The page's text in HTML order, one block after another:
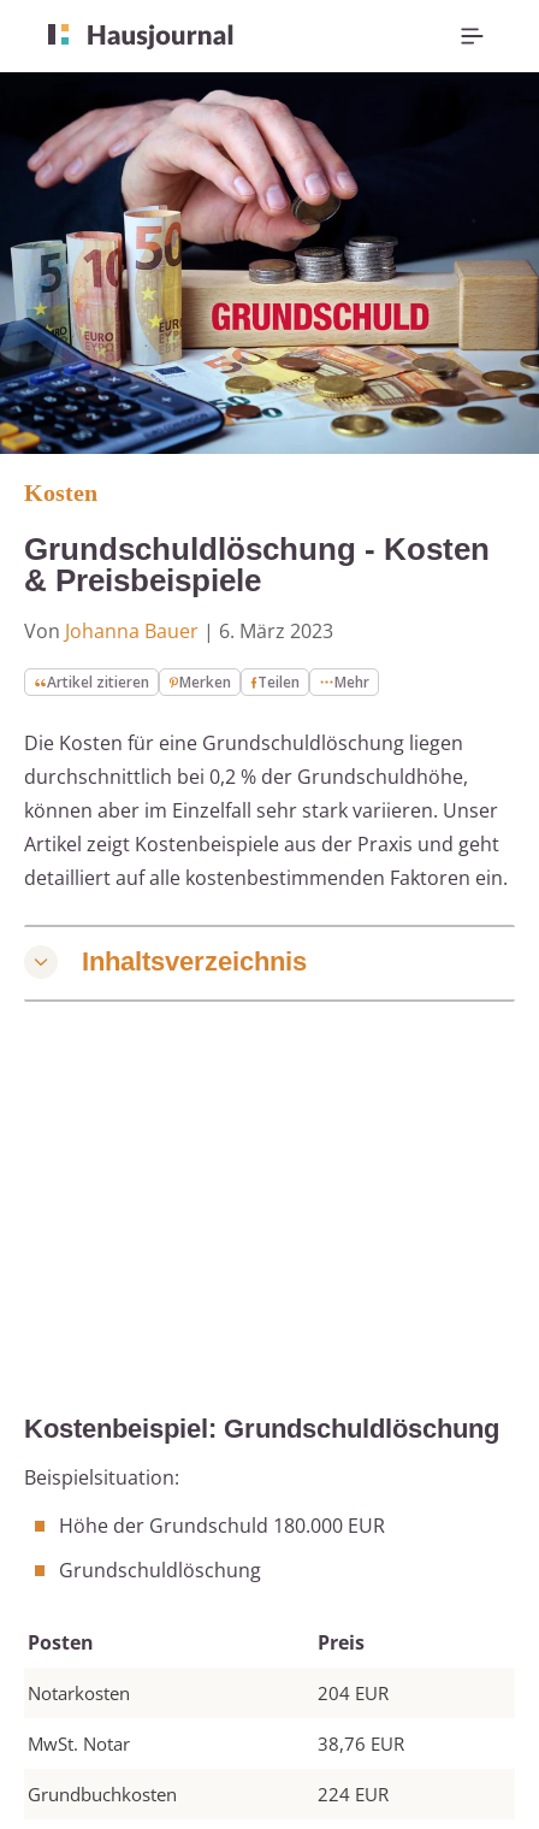
Kosten
Grundschuldlöschung - Kosten
& Preisbeispiele
Von Johanna Bauer | 6. März 2023
Artikel zitieren Merken Teilen Mehr
Die Kosten für eine Grundschuldlöschung liegen
durchschnittlich bei 0,2 % der Grundschuldhöhe,
können aber im Einzelfall sehr stark variieren. Unser
Artikel zeigt Kostenbeispiele aus der Praxis und geht
detailliert auf alle kostenbestimmenden Faktoren ein.
Inhaltsverzeichnis
Kostenbeispiel: Grundschuldlöschung
Beispielsituation:
Höhe der Grundschuld 180.000 EUR
Grundschuldlöschung
Posten Preis
Notarkosten 204 EUR
MwSt. Notar 38,76 EUR
Grundbuchkosten 224 EUR